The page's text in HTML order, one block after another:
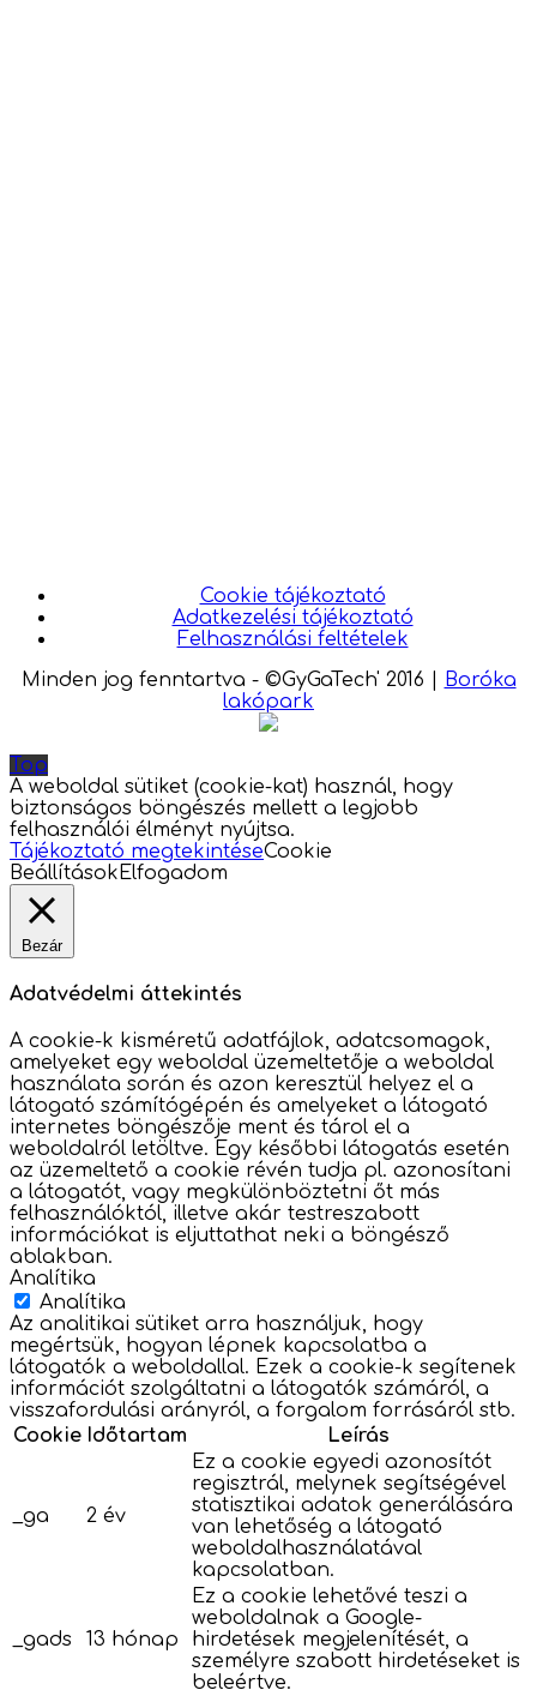
Cookie tájékoztató
Adatkezelési tájékoztató
Felhasználási feltételek
Minden jog fenntartva - ©GyGaTech' 2016
Boróka
lakópark
Top
A weboldal sütiket (cookie-kat) használ, hogy
biztonságos böngészés mellett a legjobb
felhasználói élményt nyújtsa.
Tájékoztató megtekintéseCookie
Beállítások Elfogadom
Bezár
Adatvédelmi áttekintés
A cookie-k kisméretű adatfájlok, adatcsomagok,
amelyeket egy weboldal üzemeltetője a weboldal
használata során és azon keresztül helyez el a
látogató számítógépén és amelyeket a látogató
internetes böngészője ment és tárol el a
weboldalról letöltve. Egy későbbi látogatás esetén
az üzemeltető a cookie révén tudja pl. azonosítani
a látogatót, vagy megkülönböztetni őt más
felhasználóktól, illetve akár testreszabott
információkat is eljuttathat neki a böngésző
ablakban.
Analítika
Analítika
Az analitikai sütiket arra használjuk, hogy
megértsük, hogyan lépnek kapcsolatba a
látogatók a weboldallal. Ezek a cookie-k segítenek
információt szolgáltatni a látogatók számáról, a
visszafordulási arányról, a forgalom forrásáról stb.
Cookie Időtartam Leírás
_ga 2 év
Ez a cookie egyedi azonosítót
regisztrál, melynek segítségével
statisztikai adatok generálására
van lehetőség a látogató
weboldalhasználatával
kapcsolatban.
_gads 13 hónap
Ez a cookie lehetővé teszi a
weboldalnak a Google-
hirdetések megjelenítését, a
személyre szabott hirdetéseket is
beleértve.